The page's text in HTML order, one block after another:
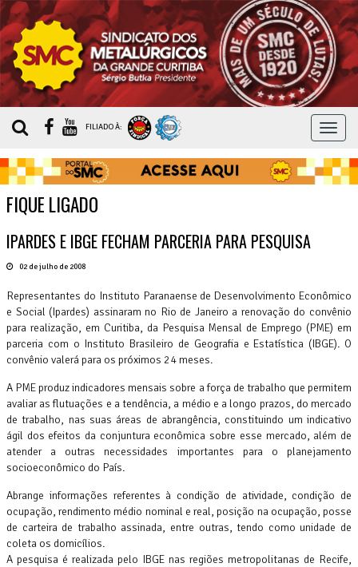
MENU
FILIADO À:
FIQUE LIGADO
IPARDES E IBGE FECHAM PARCERIA PARA PESQUISA
02 de julho de 2008
Representantes do Instituto Paranaense de Desenvolvimento Econômico
e Social (Ipardes) assinaram no Rio de Janeiro a renovação do convênio
para realização, em Curitiba, da Pesquisa Mensal de Emprego (PME) em
parceria com o Instituto Brasileiro de Geografia e Estatística (IBGE). O
convênio valerá para os próximos 24 meses.
A PME produz indicadores mensais sobre a força de trabalho que permitem
avaliar as flutuações e a tendência, a médio e a longo prazos, do mercado
de trabalho, nas suas áreas de abrangência, constituindo um indicativo
ágil dos efeitos da conjuntura econômica sobre esse mercado, além de
atender a outras necessidades importantes para o planejamento
socioeconômico do País.
Abrange informações referentes à condição de atividade, condição de
ocupação, rendimento médio nominal e real, posição na ocupação, posse
de carteira de trabalho assinada, entre outras, tendo como unidade de
coleta os domicílios.
A pesquisa é realizada pelo IBGE nas regiões metropolitanas de Recife,